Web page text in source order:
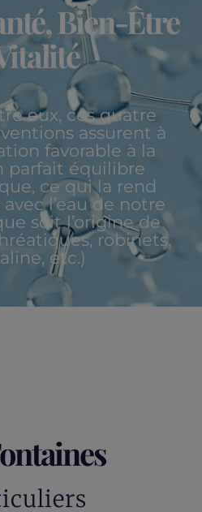
Bien-Être
eux, ces quatre
assurent à
favorable à la
parfait équilibre
ce qui la rend
l’eau de notre
soit l’origine de
robinets,
etc.)